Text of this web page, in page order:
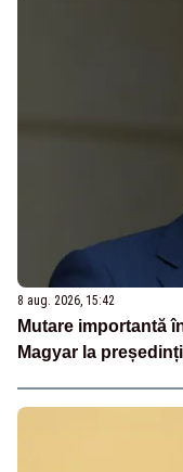
8 aug. 2026, 15:42
Mutare importantă
Magyar la